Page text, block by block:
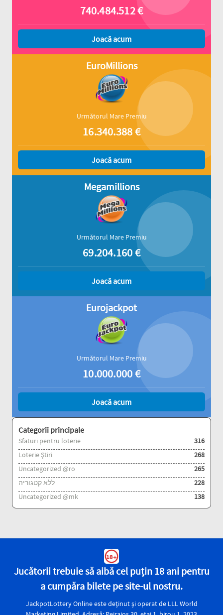
740.484.512€
Joacă acum
EuroMillions
Următorul Mare Premiu
16.340.388€
Joacă acum
Megamillions
Următorul Mare Premiu
69.204.160€
Joacă acum
Eurojackpot
Următorul Mare Premiu
10.000.000€
Joacă acum
Categorii principale
Sfaturi pentru loterie
316
Loterie Știri
268
Uncategorized @ro
265
ללא קטגוריה
228
Uncategorized @mk
138
Jucătorii trebuie să aibă cel puțin 18 ani pentru
a cumpăra bilete pe site-ul nostru.
JackpotLottery Online este deținut și operat de LLL World